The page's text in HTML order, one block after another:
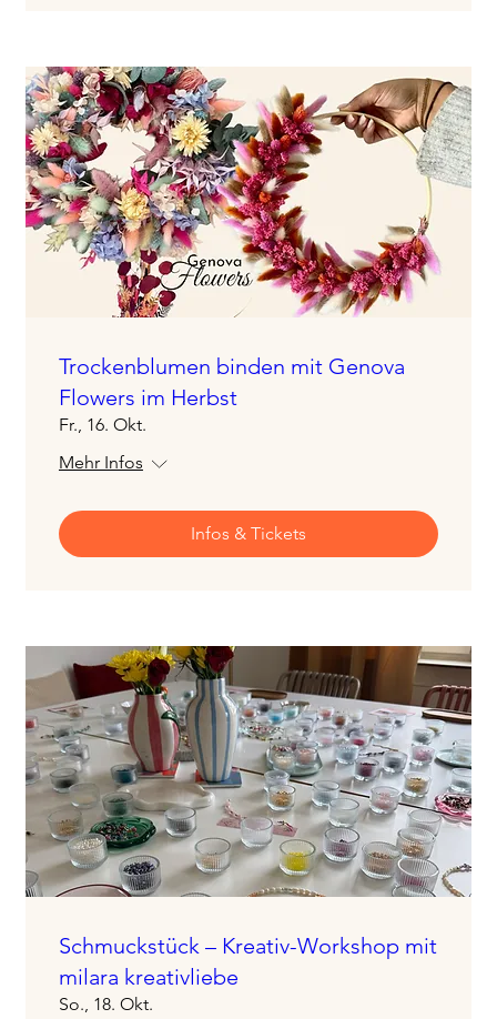
Trockenblumen binden mit Genova
Flowers im Herbst
Fr., 16. Okt.
Mehr Infos
Infos & Tickets
Schmuckstück – Kreativ-Workshop mit
milara kreativliebe
So., 18. Okt.